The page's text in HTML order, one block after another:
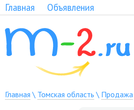
Главная Объявления
Главная \ Томская область \ Продажа